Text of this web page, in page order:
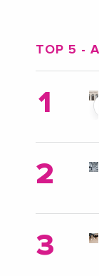
TOP 5 -